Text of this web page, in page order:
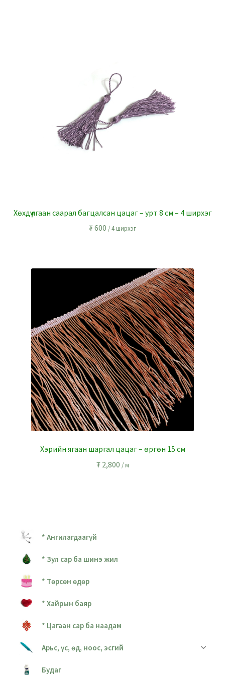
Хөхдүү ягаан саарал багцалсан цацаг – урт 8 см – 4 ширхэг
₮600 / 4 ширхэг
Хэрийн ягаан шаргал цацаг – өргөн 15 см
₮2,800 / м
* Ангилагдаагүй
* Зул сар ба шинэ жил
* Төрсөн өдөр
* Хайрын баяр
* Цагаан сар ба наадам
Арьс, үс, өд, ноос, эсгий
Будаг